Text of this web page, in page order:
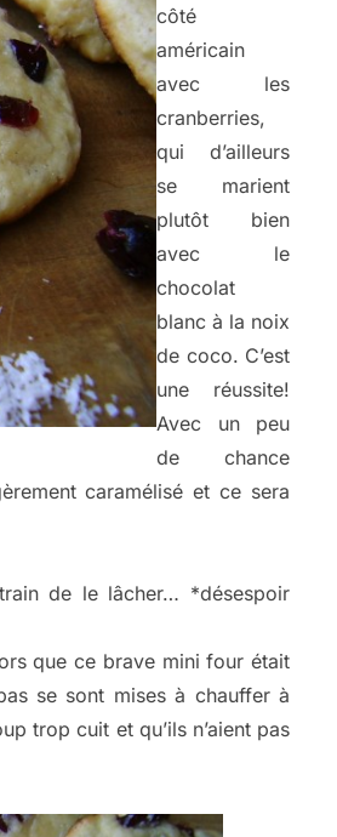
côté
américain
avec les
cranberries,
qui d’ailleurs
se marient
plutôt bien
avec le
chocolat
blanc à la noix
de coco. C’est
une réussite!
Avec un peu
de chance
caramélisé et ce sera
de le lâcher… *désespoir
que ce brave mini four était
se sont mises à chauffer à
trop cuit et qu’ils n’aient pas